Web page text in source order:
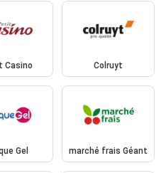
Casino Colruyt
Gel marché frais Géant